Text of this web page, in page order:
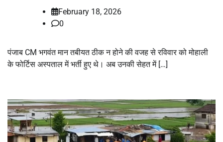
February 18, 2026
0
पंजाब CM भगवंत मान तबीयत ठीक न होने की वजह से रविवार को मोहाली
के फोर्टिस अस्पताल में भर्ती हुए थे। अब उनकी सेहत में […]